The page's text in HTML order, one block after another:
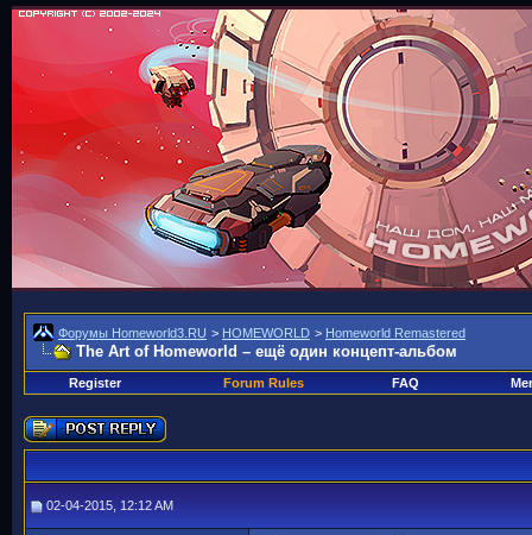
Форумы Homeworld3.RU > HOMEWORLD > Homeworld Remastered
The Art of Homeworld – ещё один концепт-альбом
Register Forum Rules FAQ
02-04-2015, 12:12 AM